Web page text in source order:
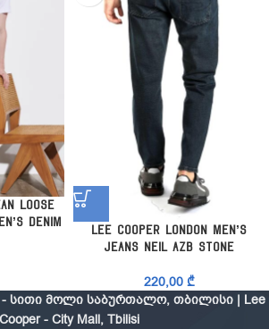
Loose
Denim
Lee Cooper London Men’s
Jeans Neil Azb Stone
220,00 ₾
- სითი მოლი საბურთალო, თბილისი | Lee
Cooper - City Mall, Tbilisi